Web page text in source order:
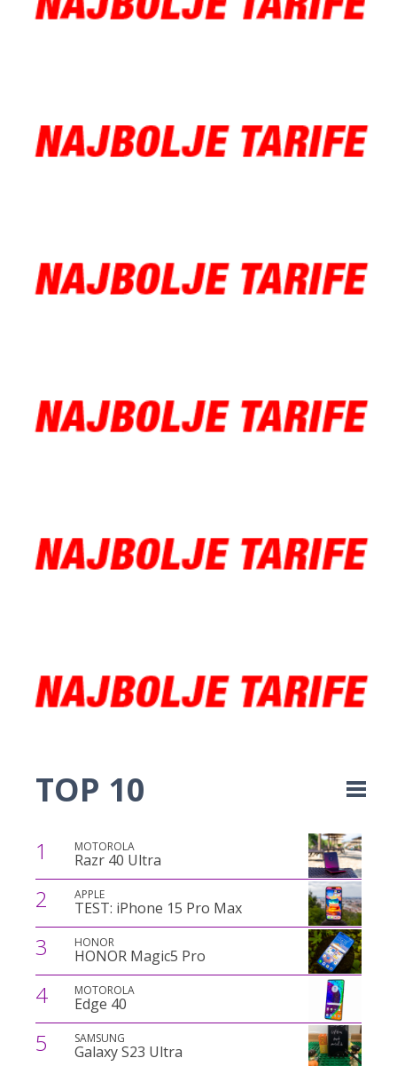
TOP 10
1 MOTOROLA
Razr 40 Ultra
2 APPLE
TEST: iPhone 15 Pro Max
3 HONOR
HONOR Magic5 Pro
4 MOTOROLA
Edge 40
5 SAMSUNG
Galaxy S23 Ultra